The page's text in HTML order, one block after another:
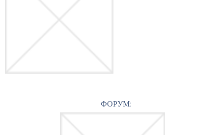
ФОРУМ: